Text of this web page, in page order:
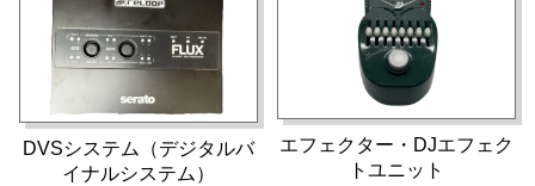
DVSシステム（デジタルバ
イナルシステム）
エフェクター・DJエフェク
トユニット